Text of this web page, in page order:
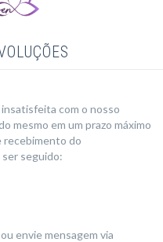
com o nosso
mesmo em um prazo máximo
recebimento do
seguido:
ou envie mensagem via